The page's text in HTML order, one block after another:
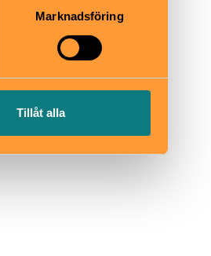
Marknadsföring
Tillåt alla